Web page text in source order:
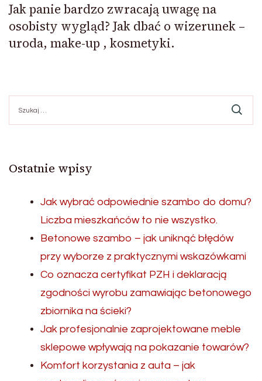
Jak panie bardzo zwracają uwagę na
osobisty wygląd? Jak dbać o wizerunek –
uroda, make-up , kosmetyki.
Ostatnie wpisy
Jak wybrać odpowiednie szambo do domu?
Liczba mieszkańców to nie wszystko.
Betonowe szambo – jak uniknąć błędów
przy wyborze z praktycznymi wskazówkami
Co oznacza certyfikat PZH i deklaracją
zgodności wyrobu zamawiając betonowego
zbiornika na ścieki?
Jak profesjonalnie zaprojektowane meble
sklepowe wpływają na pokazanie towarów?
Komfort korzystania z auta – jak